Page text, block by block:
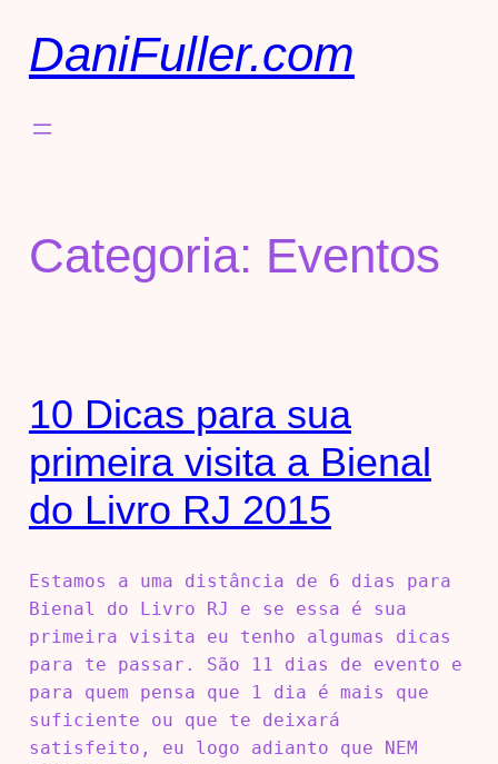
DaniFuller.com
Categoria: Eventos
10 Dicas para sua
primeira visita a Bienal
do Livro RJ 2015
Estamos a uma distância de 6 dias para
Bienal do Livro RJ e se essa é sua
primeira visita eu tenho algumas dicas
para te passar. São 11 dias de evento e
para quem pensa que 1 dia é mais que
suficiente ou que te deixará
satisfeito, eu logo adianto que NEM